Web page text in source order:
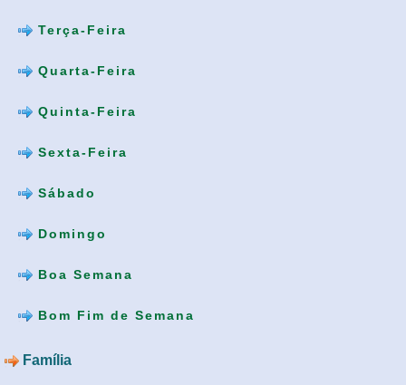
Terça-Feira
Quarta-Feira
Quinta-Feira
Sexta-Feira
Sábado
Domingo
Boa Semana
Bom Fim de Semana
Família